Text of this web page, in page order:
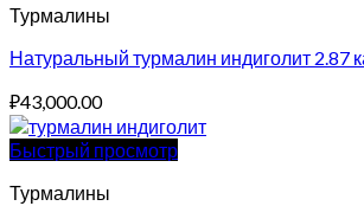
Турмалины
Натуральный турмалин индиголит 2.87
₽43,000.00
Быстрый просмотр
Турмалины